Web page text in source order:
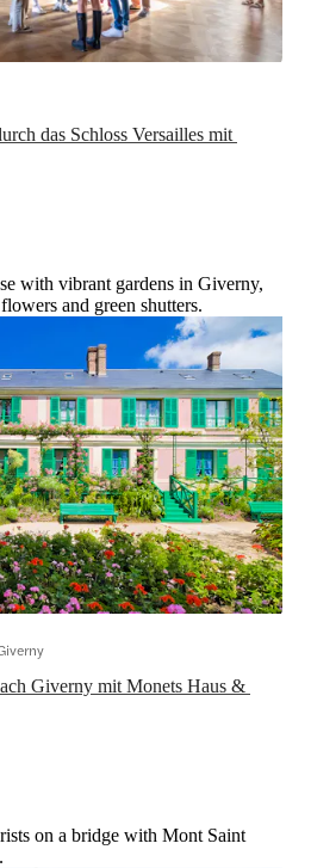
das Schloss Versailles mit
with vibrant gardens in Giverny,
and green shutters.
Giverny mit Monets Haus &
on a bridge with Mont Saint